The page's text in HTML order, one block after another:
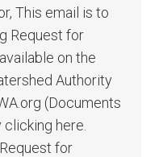
This email is to
Request for
on the
Authority
(Documents
here.
for